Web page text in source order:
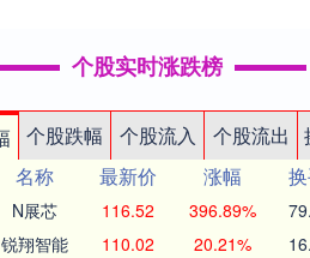
个股实时涨跌榜
个股跌幅 个股流入 个股流出
名称 最新价 涨幅
N展芯 116.52 396.89%
锐翔智能 110.02 20.21%